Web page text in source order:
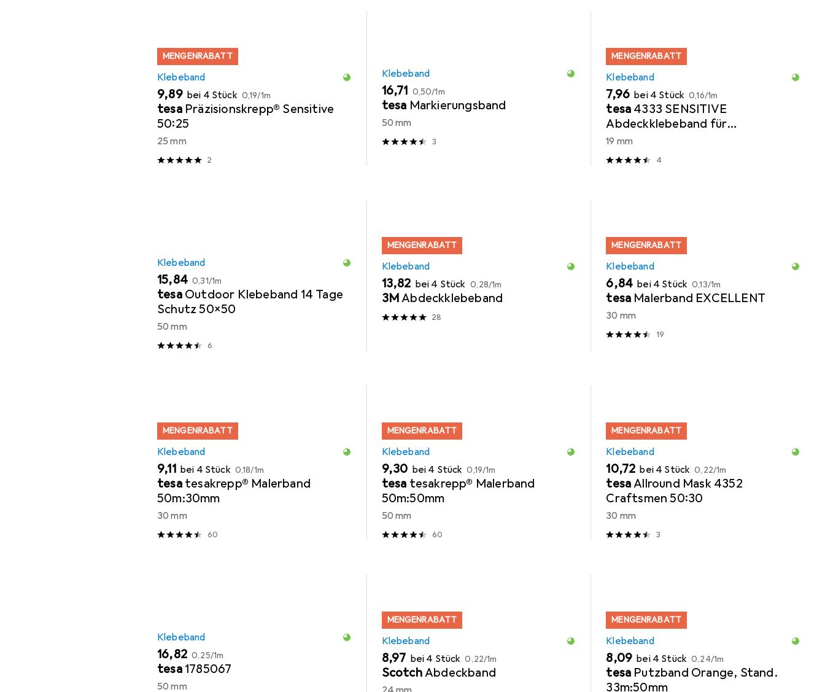
MENGENRABATT
Klebeband
EUR
9,89 bei 4 Stück EUR
0,19/1m
tesa Präzisionskrepp® Sensitive
50:25
25 mm
2
Klebeband
EUR
16,71 EUR
0,50/1m
tesa Markierungsband
50 mm
3
MENGENRABATT
Klebeband
EUR
7,96 bei 4 Stück EUR
0,16/1m
tesa 4333 SENSITIVE
Abdeckklebeband für
empfindliche Oberflächen
19 mm
4
Klebeband
EUR
15,84 EUR
0,31/1m
tesa Outdoor Klebeband 14 Tage
Schutz 50x50
50 mm
6
MENGENRABATT
Klebeband
EUR
13,82 bei 4 Stück EUR
0,28/1m
3MAbdeckklebeband
28
MENGENRABATT
Klebeband
EUR
6,84 bei 4 Stück EUR
0,13/1m
tesa Malerband EXCELLENT
30 mm
19
MENGENRABATT
Klebeband
EUR
9,11 bei 4 Stück EUR
0,18/1m
tesa tesakrepp® Malerband
50m:30mm
30 mm
60
MENGENRABATT
Klebeband
EUR
9,30 bei 4 Stück EUR
0,19/1m
tesa tesakrepp® Malerband
50m:50mm
50 mm
60
MENGENRABATT
Klebeband
EUR
10,72 bei 4 Stück EUR
0,22/1m
tesaAllround Mask 4352
Craftsmen 50:30
30 mm
3
Klebeband
EUR
16,82 EUR
0,25/1m
tesa 1785067
50 mm
MENGENRABATT
Klebeband
EUR
8,97 bei 4 Stück EUR
0,22/1m
ScotchAbdeckband
MENGENRABATT
Klebeband
EUR
8,09 bei 4 Stück EUR
0,24/1m
tesa Putzband Orange, Stand.
33m:50mm